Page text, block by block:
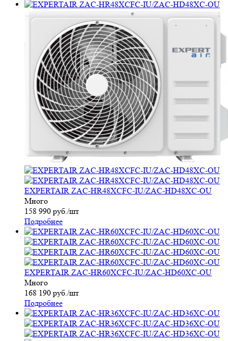
EXPERTAIR ZAC-HR48XCFC-IU/ZAC-HD48XC-OU
Много
158 990 руб./шт
Подробнее
EXPERTAIR ZAC-HR60XCFC-IU/ZAC-HD60XC-OU
Много
168 190 руб./шт
Подробнее